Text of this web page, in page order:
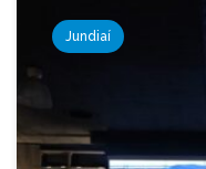
Jundiaí